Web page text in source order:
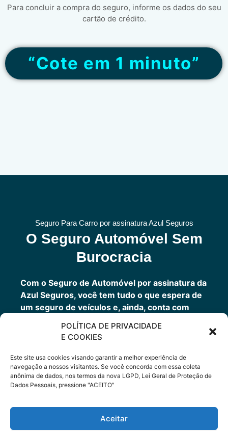
POLÍTICA DE PRIVACIDADE
E COOKIES
Este site usa cookies visando garantir a melhor experiência de
navegação a nossos visitantes. Se você concorda com essa coleta
anônima de dados, nos termos da nova LGPD, Lei Geral de Proteção de
Dados Pessoais, pressione "ACEITO"
Aceitar
Para concluir a compra do seguro, informe os dados do seu
cartão de crédito.
“Cote em 1 minuto”
Seguro Para Carro por assinatura Azul Seguros
O Seguro Automóvel Sem
Burocracia
Com o Seguro de Automóvel por assinatura da
Azul Seguros, você tem tudo o que espera de
um seguro de veículos e, ainda, conta com
outros benefícios disponíveis 24h.
Você tem um seguro completo com a garantia
Porto Seguro.